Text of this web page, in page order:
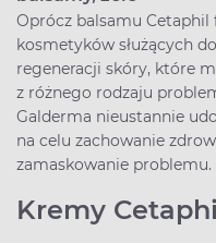
Oprócz balsamu Cetaphil
kosmetyków służących
regeneracji skóry, które
z różnego rodzaju
Galderma nieustannie
na celu zachowanie
zamaskowanie problemu.
Kremy